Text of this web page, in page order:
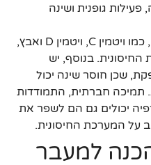
גופנית ושינה
צריכת ויטמינים ומינרלים חיוניים, כמו ויטמין C, ויטמין D ואבץ,
בנוסף, יש
שכן חוסר שינה יכול
תמיכה חברתית, התמודדות
יכולים גם הם לשפר את
על המערכת החיסונית.
למעבר